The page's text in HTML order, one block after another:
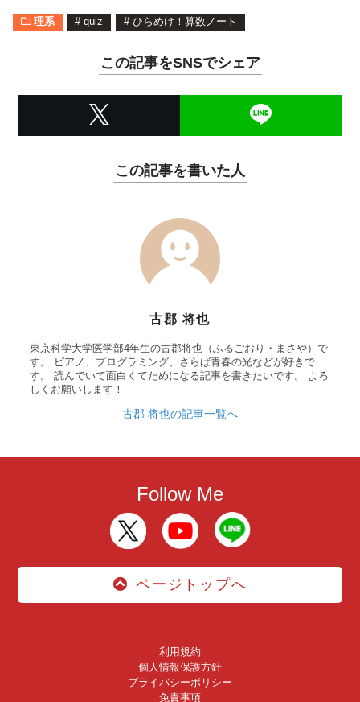
理系 # quiz # ひらめけ！算数ノート
この記事をSNSでシェア
この記事を書いた人
古郡 将也
東京科学大学医学部4年生の古郡将也（ふるごおり・まさや）で
す。 ピアノ、プログラミング、さらば青春の光などが好きで
す。 読んでいて面白くてためになる記事を書きたいです。 よろ
しくお願いします！
古郡 将也の記事一覧へ
Follow Me
ページトップへ
利用規約
個人情報保護方針
プライバシーポリシー
免責事項